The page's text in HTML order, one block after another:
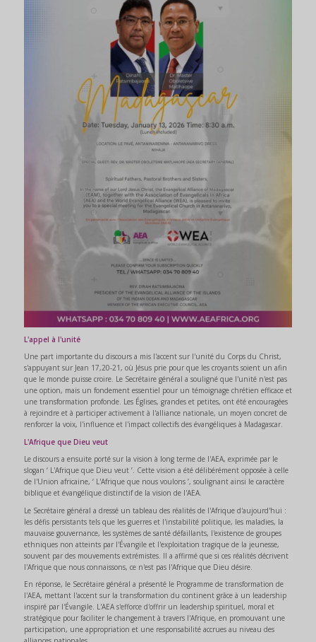
L'appel à l'unité
Une part importante du discours a mis l'accent sur l'unité du Corps du Christ,
s'appuyant sur Jean 17,20-21, où Jésus prie pour que les croyants soient un afin
que le monde puisse croire. Le Secrétaire général a souligné que l'unité n'est pas
une option, mais un fondement essentiel pour un témoignage chrétien efficace et
une transformation profonde. Les Églises, grandes et petites, ont été encouragées
à rejoindre et à participer activement à l'alliance nationale, un moyen concret de
renforcer la voix, l'influence et l'impact collectifs des évangéliques à Madagascar.
L'Afrique que Dieu veut
Le discours a ensuite porté sur la vision à long terme de l'AEA, exprimée par le
slogan ‘ L'Afrique que Dieu veut ’. Cette vision a été délibérément opposée à celle
de l'Union africaine, ‘ L'Afrique que nous voulons ’, soulignant ainsi le caractère
biblique et évangélique distinctif de la vision de l'AEA.
Le Secrétaire général a dressé un tableau des réalités de l'Afrique d'aujourd'hui :
les défis persistants tels que les guerres et l'instabilité politique, les maladies, la
mauvaise gouvernance, les systèmes de santé défaillants, l'existence de groupes
ethniques non atteints par l'Évangile et l'exploitation tragique de la jeunesse,
souvent par des mouvements extrémistes. Il a affirmé que si ces réalités décrivent
l'Afrique que nous connaissons, ce n'est pas l'Afrique que Dieu désire.
En réponse, le Secrétaire général a présenté le Programme de transformation de
l'AEA, mettant l'accent sur la transformation du continent grâce à un leadership
inspiré par l'Évangile. L'AEA s'efforce d'offrir un leadership spirituel, moral et
stratégique pour faciliter le changement à travers l'Afrique, en promouvant une
participation, une appropriation et une responsabilité accrues au niveau des